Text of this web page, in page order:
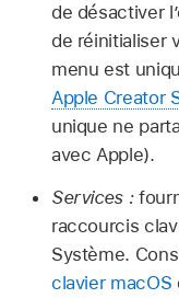
de désactiver
de réinitialiser
menu est
Apple Creator
unique ne
avec Apple).
Services :
raccourcis
Système.
clavier macOS